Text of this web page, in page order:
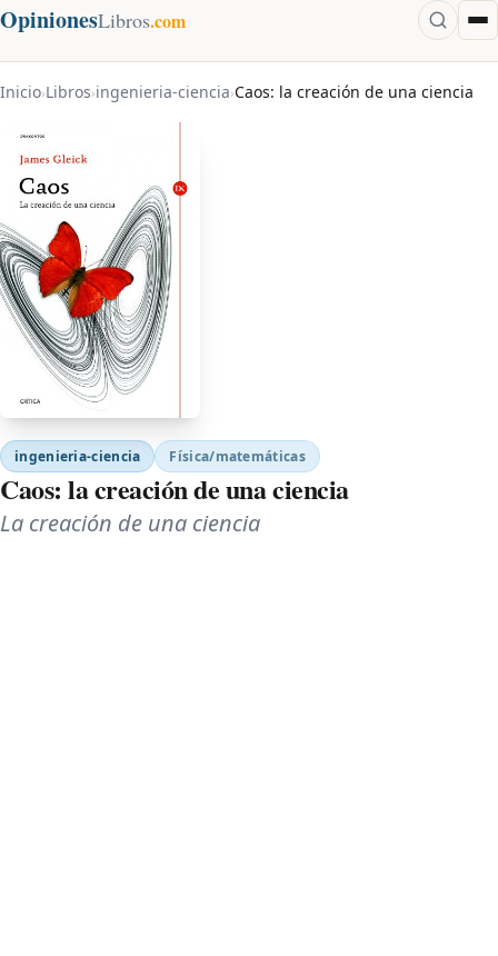
OpinionesLibros.com
Inicio›Libros›ingenieria-ciencia›Caos: la creación de una ciencia
ingenieria-ciencia Física/matemáticas
Caos: la creación de una ciencia
La creación de una ciencia